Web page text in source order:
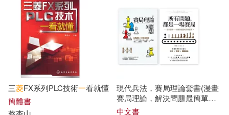
配送方式 (可複選)
可超商取貨(4)
可港澳店取(4)
三菱FX系列PLC技術一看就懂
簡體書
現代兵法，賽局理論套書(漫畫
賽局理論，解決問題最簡單的
方法+所有問題，都是
中文書